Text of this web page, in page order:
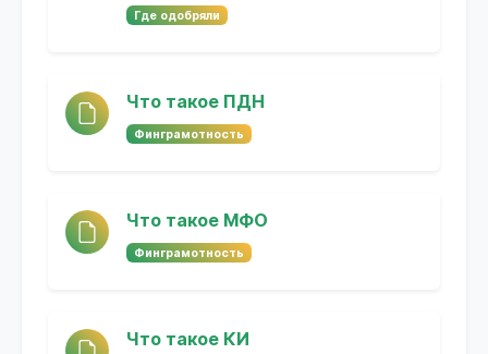
Где одобряли
Что такое ПДН
Финграмотность
Что такое МФО
Финграмотность
Что такое КИ